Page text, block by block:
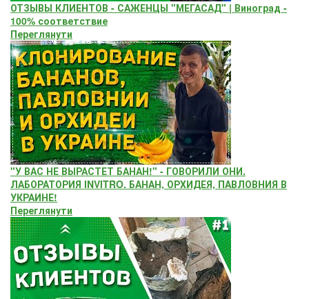
ОТЗЫВЫ КЛИЕНТОВ - САЖЕНЦЫ "МЕГАСАД" | Виноград -
100% соответствие
Переглянути
"У ВАС НЕ ВЫРАСТЕТ БАНАН!" - ГОВОРИЛИ ОНИ.
ЛАБОРАТОРИЯ INVITRO. БАНАН, ОРХИДЕЯ, ПАВЛОВНИЯ В
УКРАИНЕ!
Переглянути